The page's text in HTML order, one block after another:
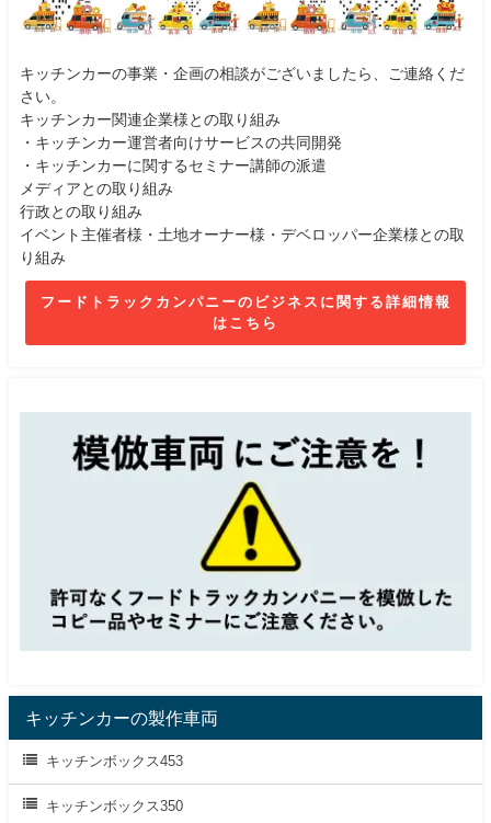
キッチンカーの事業・企画の相談がございましたら、ご連絡くだ
さい。
キッチンカー関連企業様との取り組み
・キッチンカー運営者向けサービスの共同開発
・キッチンカーに関するセミナー講師の派遣
メディアとの取り組み
行政との取り組み
イベント主催者様・土地オーナー様・デベロッパー企業様との取
り組み
フードトラックカンパニーのビジネスに関する詳細情報
はこちら
キッチンカーの製作車両
キッチンボックス453
キッチンボックス350